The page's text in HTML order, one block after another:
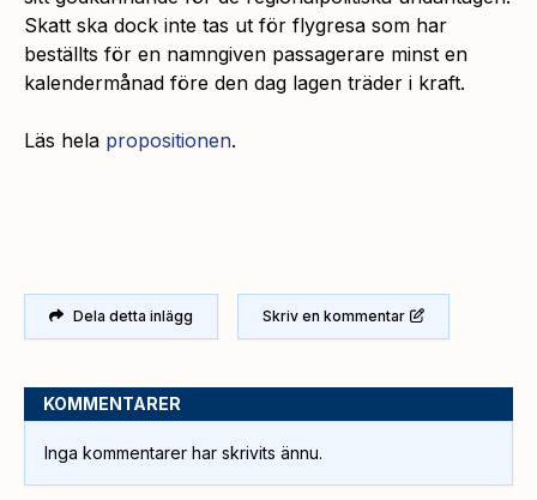
Skatt ska dock inte tas ut för flygresa som har
beställts för en namngiven passagerare minst en
kalendermånad före den dag lagen träder i kraft.
Läs hela propositionen.
Dela detta inlägg Skriv en kommentar
KOMMENTARER
Inga kommentarer har skrivits ännu.